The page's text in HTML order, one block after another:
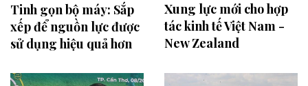
Tinh gọn bộ máy: Sắp
xếp để nguồn lực được
sử dụng hiệu quả hơn
Xung lực mới cho hợp
tác kinh tế Việt Nam -
New Zealand